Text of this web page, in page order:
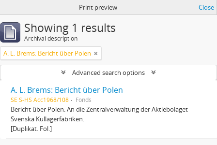
Print preview Close
Showing 1 results
Archival description
A. L. Brems: Bericht über Polen
Advanced search options
A. L. Brems: Bericht über Polen
SE S-HS Acc1968/108 Fonds
Bericht über Polen. An die Zentralverwaltung der Aktiebolaget
Svenska Kullagerfabriken.
[Duplikat. Fol.]